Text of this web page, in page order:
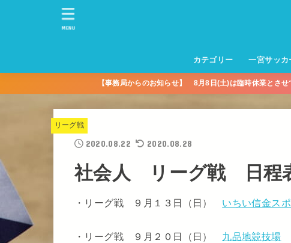
カテゴリー
一宮サッカースクール【小
トレーニングセンター【小
一宮FA
一宮FC
一宮ＦＣレディース
一宮サッカースクール【中
中学生練習
一宮ＦＣＪＹ【中学生男子
一宮ＦＣＪYレディース【
女子】
幼児トレセン【年長・年中
少】
パパさんママさん
親子の部
社会人の部
コルボス 【シニア】
フットサル
コルボスリーグ
グレイセス
一宮サッカ
MENU
【事務局からのお知らせ】 8月8日(土)は臨時休業とさせ
リーグ戦
2020.08.22 2020.08.28
社会人 リーグ戦 日程
・リーグ戦 ９月１３日（日） いちい信金ス
・リーグ戦 ９月２０日（日） 九品地競技場